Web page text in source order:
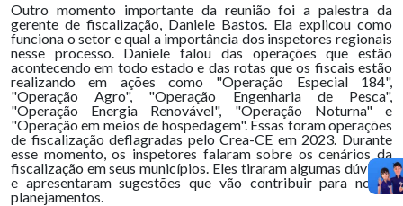
Outro momento importante da reunião foi a palestra da
gerente de fiscalização, Daniele Bastos. Ela explicou como
funciona o setor e qual a importância dos inspetores regionais
nesse processo. Daniele falou das operações que estão
acontecendo em todo estado e das rotas que os fiscais estão
realizando em ações como "Operação Especial 184",
"Operação Agro", "Operação Engenharia de Pesca",
"Operação Energia Renovável", "Operação Noturna" e
"Operação em meios de hospedagem". Essas foram operações
de fiscalização deflagradas pelo Crea-CE em 2023. Durante
esse momento, os inspetores falaram sobre os cenários da
fiscalização em seus municípios. Eles tiraram algumas dúvidas
e apresentaram sugestões que vão contribuir para novos
planejamentos.